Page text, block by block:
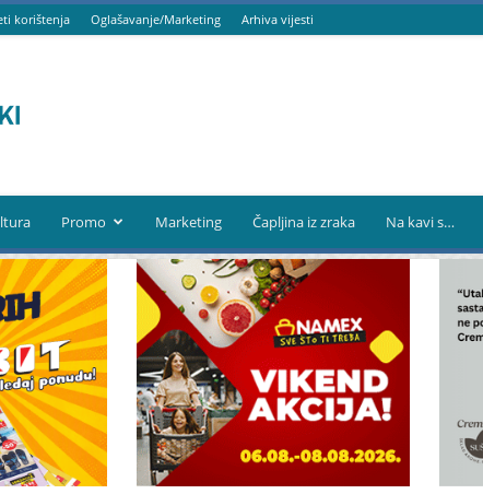
korištenja Oglašavanje/Marketing Arhiva vijesti
Promo Marketing Čapljina iz zraka Na kavi s…